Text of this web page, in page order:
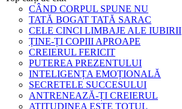
CÂND CORPUL SPUNE NU
TATĂ BOGAT TATĂ SARAC
CELE CINCI LIMBAJE ALE IUBIRII
ȚINE-ȚI COPIII APROAPE
CREIERUL FERICIT
PUTEREA PREZENTULUI
INTELIGENȚA EMOȚIONALĂ
SECRETELE SUCCESULUI
ANTRENEAZĂ-ȚI CREIERUL
ATITUDINEA ESTE TOTUL